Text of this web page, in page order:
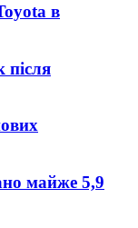
в
після
майже 5,9